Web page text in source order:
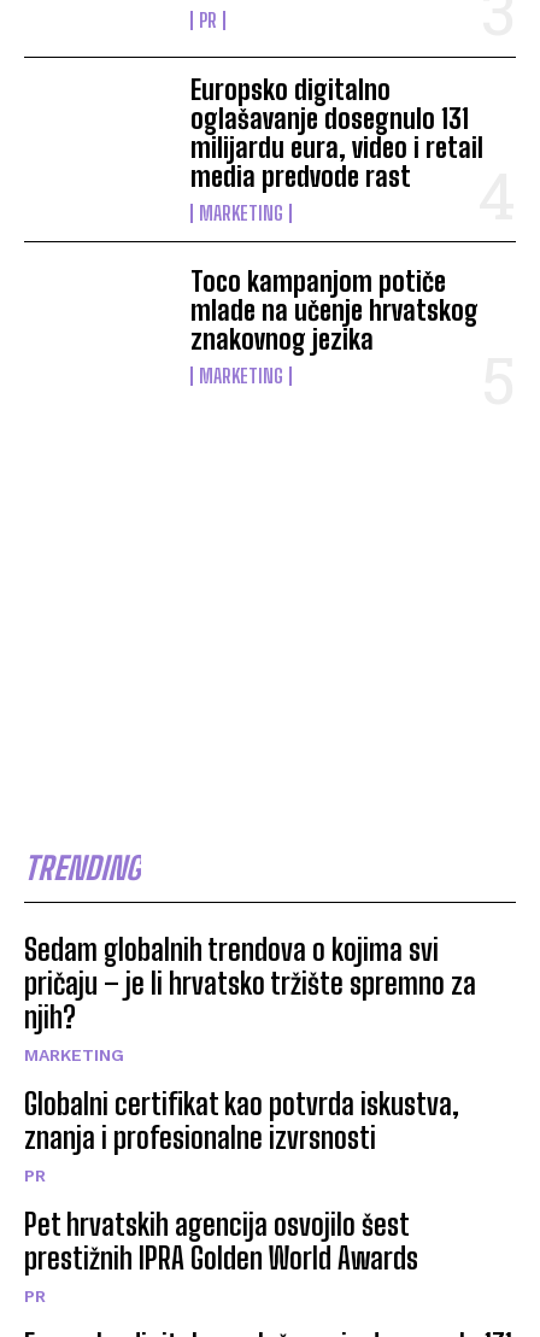
PR
Europsko digitalno
oglašavanje dosegnulo 131
milijardu eura, video i retail
media predvode rast
MARKETING
Toco kampanjom potiče
mlade na učenje hrvatskog
znakovnog jezika
MARKETING
TRENDING
Sedam globalnih trendova o kojima svi
pričaju – je li hrvatsko tržište spremno za
njih?
MARKETING
Globalni certifikat kao potvrda iskustva,
znanja i profesionalne izvrsnosti
PR
Pet hrvatskih agencija osvojilo šest
prestižnih IPRA Golden World Awards
PR